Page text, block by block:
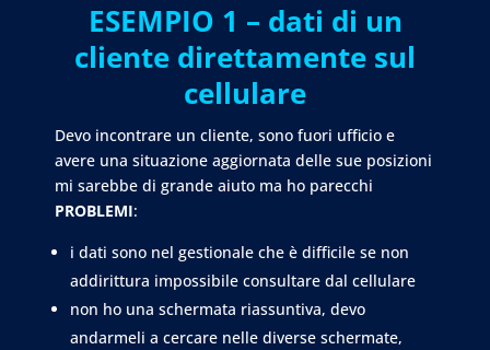
ESEMPIO 1 – dati di un
cliente direttamente sul
cellulare
Devo incontrare un cliente, sono fuori ufficio e
avere una situazione aggiornata delle sue posizioni
mi sarebbe di grande aiuto ma ho parecchi
PROBLEMI:
i dati sono nel gestionale che è difficile se non
addirittura impossibile consultare dal cellulare
non ho una schermata riassuntiva, devo
andarmeli a cercare nelle diverse schermate,